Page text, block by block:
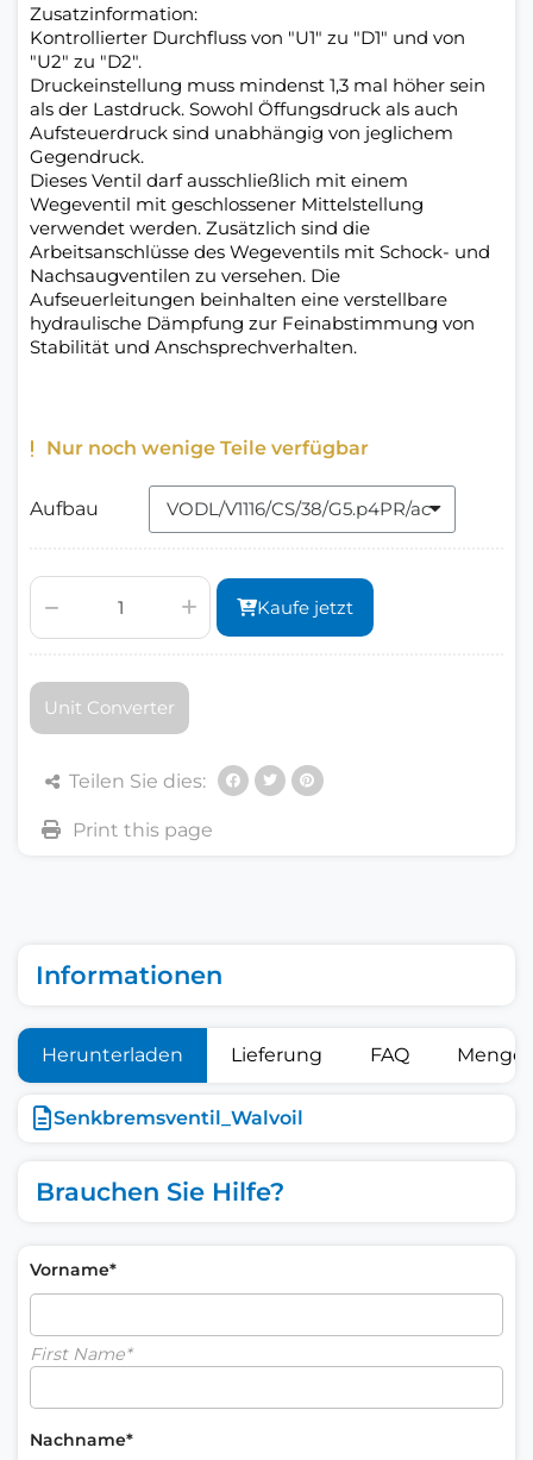
Zusatzinformation:
Kontrollierter Durchfluss von "U1" zu "D1" und von
"U2" zu "D2".
Druckeinstellung muss mindenst 1,3 mal höher sein
als der Lastdruck. Sowohl Öffungsdruck als auch
Aufsteuerdruck sind unabhängig von jeglichem
Gegendruck.
Dieses Ventil darf ausschließlich mit einem
Wegeventil mit geschlossener Mittelstellung
verwendet werden. Zusätzlich sind die
Arbeitsanschlüsse des Wegeventils mit Schock- und
Nachsaugventilen zu versehen. Die
Aufseuerleitungen beinhalten eine verstellbare
hydraulische Dämpfung zur Feinabstimmung von
Stabilität und Anschsprechverhalten.
Nur noch wenige Teile verfügbar
Aufbau
Kaufe jetzt
Unit Converter
Teilen Sie dies:
Informationen
Herunterladen Lieferung FAQ
Senkbremsventil_Walvoil
Brauchen Sie Hilfe?
Vorname*
First Name*
Nachname*